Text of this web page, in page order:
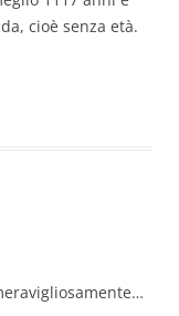
cioè senza età.